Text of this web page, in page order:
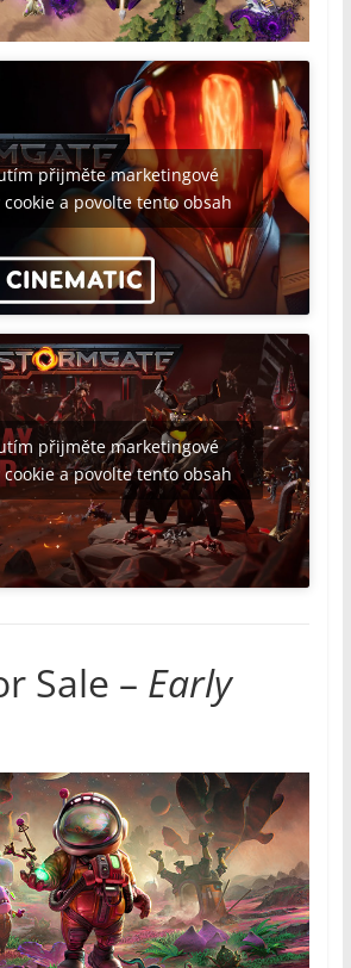
přijměte marketingové
a povolte tento obsah
přijměte marketingové
a povolte tento obsah
Sale – Early